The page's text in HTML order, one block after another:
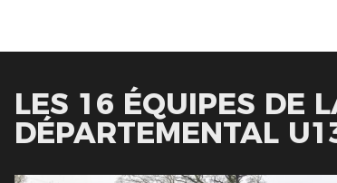
LES 16 ÉQUIPES DE
DÉPARTEMENTAL